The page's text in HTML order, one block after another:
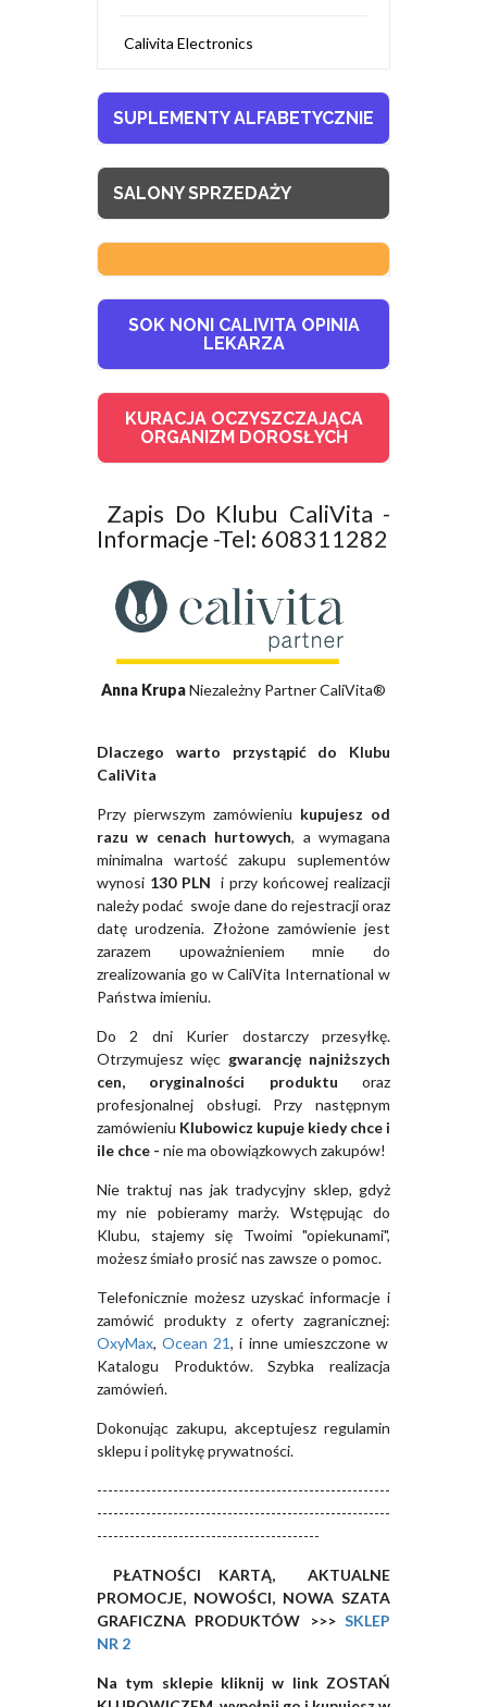
Calivita Electronics
SUPLEMENTY ALFABETYCZNIE
SALONY SPRZEDAŻY
SOK NONI CALIVITA OPINIA
LEKARZA
KURACJA OCZYSZCZAJĄCA
ORGANIZM DOROSŁYCH
Zapis Do Klubu CaliVita -
Informacje -Tel: 608311282
Anna KrupaNiezależny Partner CaliVita®
Dlaczego warto przystąpić do Klubu
CaliVita
Przy pierwszym zamówieniu kupujesz od
razu w cenach hurtowych, a wymagana
minimalna wartość zakupu suplementów
wynosi 130 PLN i przy końcowej realizacji
należy podać swoje dane do rejestracji oraz
datę urodzenia. Złożone zamówienie jest
zarazem upoważnieniem mnie do
zrealizowania go w CaliVita International w
Państwa imieniu.
Do 2 dni Kurier dostarczy przesyłkę.
Otrzymujesz więc gwarancję najniższych
cen, oryginalności produktu oraz
profesjonalnej obsługi. Przy następnym
zamówieniu Klubowicz kupuje kiedy chce i
ile chce - nie ma obowiązkowych zakupów!
Nie traktuj nas jak tradycyjny sklep, gdyż
my nie pobieramy marży. Wstępując do
Klubu, stajemy się Twoimi "opiekunami",
możesz śmiało prosić nas zawsze o pomoc.
Telefonicznie możesz uzyskać informacje i
zamówić produkty z oferty zagranicznej:
OxyMax,Ocean 21, i inne umieszczone w
Katalogu Produktów. Szybka realizacja
zamówień.
Dokonując zakupu, akceptujesz regulamin
sklepu i politykę prywatności.
------------------------------------------------------
------------------------------------------------------
-----------------------------------------
PŁATNOŚCI KARTĄ, AKTUALNE
PROMOCJE, NOWOŚCI, NOWA SZATA
GRAFICZNA PRODUKTÓW >>>SKLEP
NR 2
Na tym sklepie kliknij w link ZOSTAŃ